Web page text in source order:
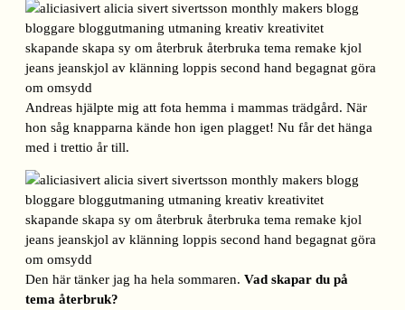
Andreas hjälpte mig att fota hemma i mammas trädgård. När
hon såg knapparna kände hon igen plagget! Nu får det hänga
med i trettio år till.
Den här tänker jag ha hela sommaren. Vad skapar du på
tema återbruk?